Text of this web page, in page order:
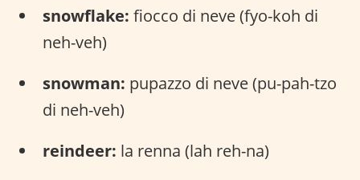
snowflake: fiocco di neve (fyo-koh di
neh-veh)
snowman: pupazzo di neve (pu-pah-tzo
di neh-veh)
reindeer: la renna (lah reh-na)